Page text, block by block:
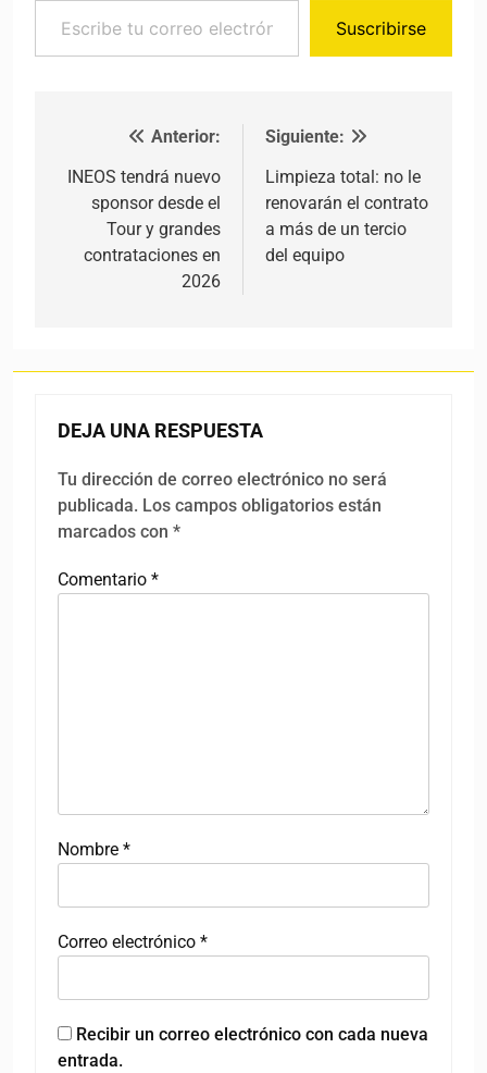
Suscribirse
Navegación de entradas
Anterior:
INEOS tendrá nuevo
sponsor desde el
Tour y grandes
contrataciones en
2026
Siguiente:
Limpieza total: no le
renovarán el contrato
a más de un tercio
del equipo
DEJA UNA RESPUESTA
Tu dirección de correo electrónico no será
publicada. Los campos obligatorios están
marcados con *
Comentario *
Nombre *
Correo electrónico *
Recibir un correo electrónico con cada nueva
entrada.